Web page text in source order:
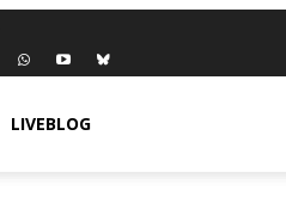
LIVEBLOG